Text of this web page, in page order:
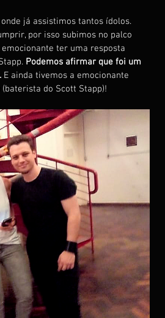
onde já assistimos tantos ídolos.
por isso subimos no palco
emocionante ter uma resposta
Podemos afirmar que foi um
E ainda tivemos a emocionante
(baterista do Scott Stapp)!